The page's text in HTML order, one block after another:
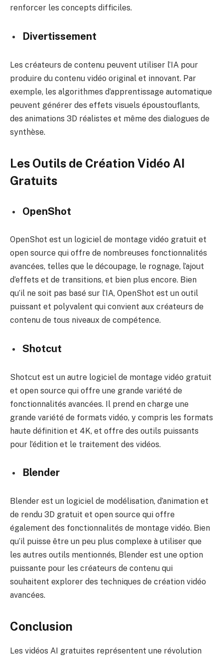
renforcer les concepts difficiles.
Divertissement
Les créateurs de contenu peuvent utiliser l’IA pour
produire du contenu vidéo original et innovant. Par
exemple, les algorithmes d’apprentissage automatique
peuvent générer des effets visuels époustouflants,
des animations 3D réalistes et même des dialogues de
synthèse.
Les Outils de Création Vidéo AI
Gratuits
OpenShot
OpenShot est un logiciel de montage vidéo gratuit et
open source qui offre de nombreuses fonctionnalités
avancées, telles que le découpage, le rognage, l’ajout
d’effets et de transitions, et bien plus encore. Bien
qu’il ne soit pas basé sur l’IA, OpenShot est un outil
puissant et polyvalent qui convient aux créateurs de
contenu de tous niveaux de compétence.
Shotcut
Shotcut est un autre logiciel de montage vidéo gratuit
et open source qui offre une grande variété de
fonctionnalités avancées. Il prend en charge une
grande variété de formats vidéo, y compris les formats
haute définition et 4K, et offre des outils puissants
pour l’édition et le traitement des vidéos.
Blender
Blender est un logiciel de modélisation, d’animation et
de rendu 3D gratuit et open source qui offre
également des fonctionnalités de montage vidéo. Bien
qu’il puisse être un peu plus complexe à utiliser que
les autres outils mentionnés, Blender est une option
puissante pour les créateurs de contenu qui
souhaitent explorer des techniques de création vidéo
avancées.
Conclusion
Les vidéos AI gratuites représentent une révolution